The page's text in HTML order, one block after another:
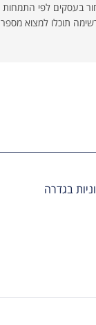
בעסקים לפי התמחות
תוכלו למצוא מספר
בגדרה